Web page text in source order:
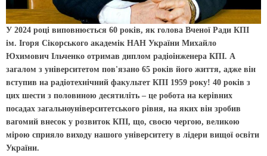
У 2024 році виповнюється 60 років, як голова Вченої Ради КПІ
ім. Ігоря Сікорського академік НАН України Михайло
Юхимович Ільченко отримав диплом радіоінженера КПІ. А
загалом з університетом пов'язано 65 років його життя, адже він
вступив на радіотехнічний факультет КПІ 1959 року! 40 років з
цих шести з половиною десятиліть – це робота на керівних
посадах загальноуніверситетського рівня, на яких він зробив
вагомий внесок у розвиток КПІ, що, своєю чергою, великою
мірою сприяло виходу нашого університету в лідери вищої освіти
України.